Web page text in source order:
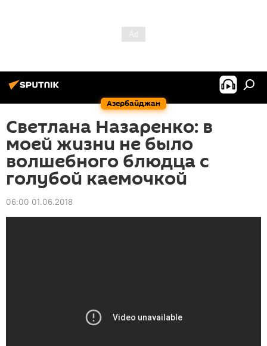
Азербайджан
Светлана Назаренко: в
моей жизни не было
волшебного блюдца с
голубой каемочкой
06:00 01.06.2018